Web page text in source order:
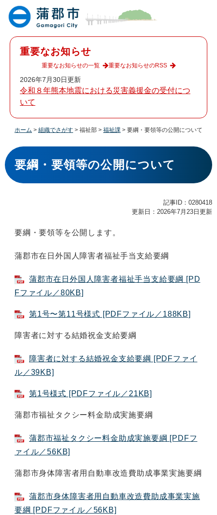
重要なお知らせ
2026年7月30日更新
令和８年熊本地震における災害義援金の受付につ
いて
重要なお知らせの一覧 重要なお知らせのRSS
ホーム > 組織でさがす > 福祉部 > 福祉課 > 要綱・要領等の公開について
本
文
要綱・要領等の公開について
記事ID：0280418
更新日：2026年7月23日更新
要綱・要領等を公開します。
蒲郡市在日外国人障害者福祉手当支給要綱
蒲郡市在日外国人障害者福祉手当支給要綱 [PD
Fファイル／80KB]
第1号〜第11号様式 [PDFファイル／188KB]
障害者に対する結婚祝金支給要綱
障害者に対する結婚祝金支給要綱 [PDFファイ
ル／39KB]
第1号様式 [PDFファイル／21KB]
蒲郡市福祉タクシー料金助成実施要綱
蒲郡市福祉タクシー料金助成実施要綱 [PDFフ
ァイル／56KB]
蒲郡市身体障害者用自動車改造費助成事業実施要綱
蒲郡市身体障害者用自動車改造費助成事業実施
要綱 [PDFファイル／56KB]